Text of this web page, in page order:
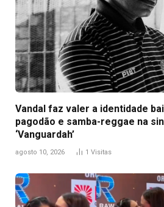
Vandal faz valer a identidade
pagodão e samba-reggae na
‘Vanguardah’
agosto 10, 2026 1 Visitas